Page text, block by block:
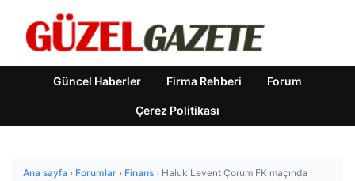
Güncel Haberler Firma Rehberi Forum
Çerez Politikası
Ana sayfa › Forumlar › Finans › Haluk Levent Çorum FK maçında